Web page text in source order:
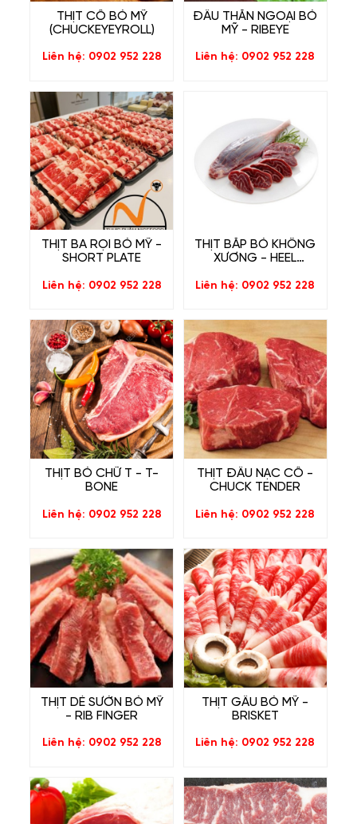
THỊT CỔ BÒ MỸ
(CHUCKEYEYROLL)
Liên hệ: 0902 952 228
ĐẦU THĂN NGOẠI BÒ
MỸ - RIBEYE
Liên hệ: 0902 952 228
THỊT BA RỌI BÒ MỸ -
SHORT PLATE
Liên hệ: 0902 952 228
THỊT BẮP BÒ KHÔNG
XƯƠNG - HEEL
Liên hệ: 0902 952 228
THỊT BÒ CHỮ T - T-
BONE
Liên hệ: 0902 952 228
THỊT ĐẦU NẠC CỔ -
CHUCK TENDER
Liên hệ: 0902 952 228
THỊT DẺ SƯỜN BÒ MỸ
- RIB FINGER
Liên hệ: 0902 952 228
THỊT GẦU BÒ MỸ -
BRISKET
Liên hệ: 0902 952 228